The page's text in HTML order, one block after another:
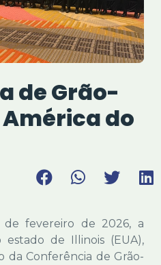
de Grão-
do
fevereiro de 2026, a
estado de Illinois (EUA),
da Conferência de Grão-